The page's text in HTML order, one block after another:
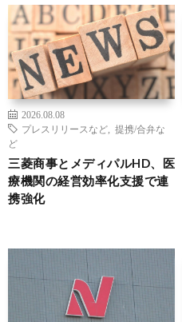
2026.08.08
プレスリリースなど
提携/合弁な
ど
三菱商事とメディパルHD、医
療機関の経営効率化支援で連
携強化